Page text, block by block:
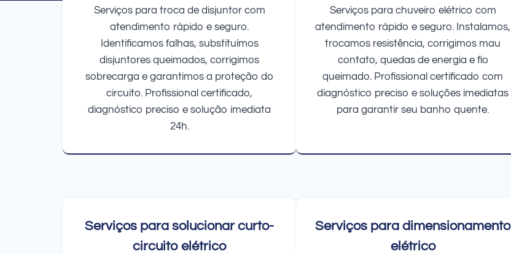
Serviços para troca de disjuntor com
atendimento rápido e seguro.
Identificamos falhas, substituímos
disjuntores queimados, corrigimos
sobrecarga e garantimos a proteção do
circuito. Profissional certificado,
diagnóstico preciso e solução imediata
24h.
Serviços para chuveiro elétrico com
atendimento rápido e seguro. Instalamos,
trocamos resistência, corrigimos mau
contato, quedas de energia e fio
queimado. Profissional certificado com
diagnóstico preciso e soluções imediatas
para garantir seu banho quente.
Serviços para solucionar curto-
circuito elétrico
Serviços para dimensionamento
elétrico